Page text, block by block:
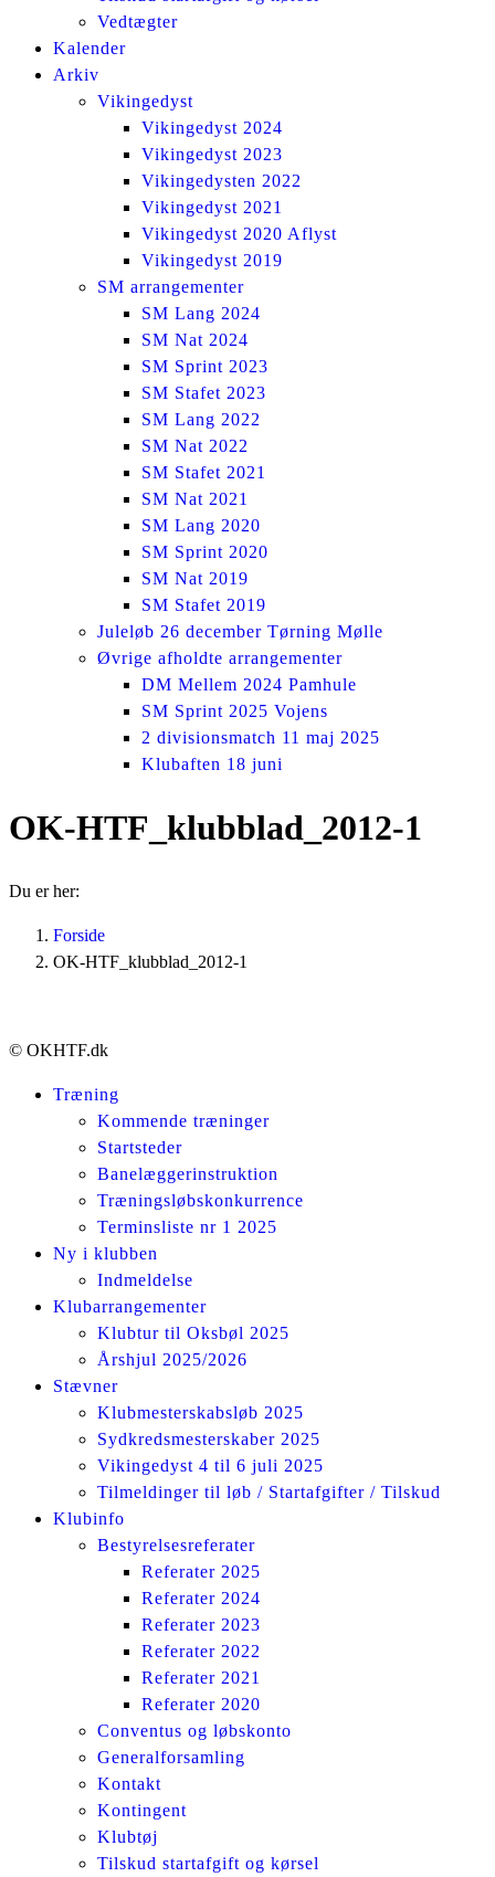
Vedtægter
Kalender
Arkiv
Vikingedyst
Vikingedyst 2024
Vikingedyst 2023
Vikingedysten 2022
Vikingedyst 2021
Vikingedyst 2020 Aflyst
Vikingedyst 2019
SM arrangementer
SM Lang 2024
SM Nat 2024
SM Sprint 2023
SM Stafet 2023
SM Lang 2022
SM Nat 2022
SM Stafet 2021
SM Nat 2021
SM Lang 2020
SM Sprint 2020
SM Nat 2019
SM Stafet 2019
Juleløb 26 december Tørning Mølle
Øvrige afholdte arrangementer
DM Mellem 2024 Pamhule
SM Sprint 2025 Vojens
2 divisionsmatch 11 maj 2025
Klubaften 18 juni
OK-HTF_klubblad_2012-1
Du er her:
Forside
OK-HTF_klubblad_2012-1
© OKHTF.dk
Træning
Kommende træninger
Startsteder
Banelæggerinstruktion
Træningsløbskonkurrence
Terminsliste nr 1 2025
Ny i klubben
Indmeldelse
Klubarrangementer
Klubtur til Oksbøl 2025
Årshjul 2025/2026
Stævner
Klubmesterskabsløb 2025
Sydkredsmesterskaber 2025
Vikingedyst 4 til 6 juli 2025
Tilmeldinger til løb / Startafgifter / Tilskud
Klubinfo
Bestyrelsesreferater
Referater 2025
Referater 2024
Referater 2023
Referater 2022
Referater 2021
Referater 2020
Conventus og løbskonto
Generalforsamling
Kontakt
Kontingent
Klubtøj
Tilskud startafgift og kørsel